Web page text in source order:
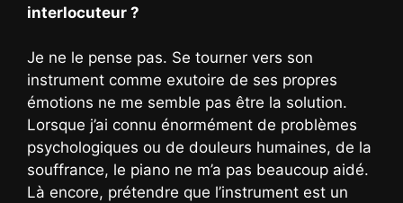
interlocuteur ?
Je ne le pense pas. Se tourner vers son
instrument comme exutoire de ses propres
émotions ne me semble pas être la solution.
Lorsque j’ai connu énormément de problèmes
psychologiques ou de douleurs humaines, de la
souffrance, le piano ne m’a pas beaucoup aidé.
Là encore, prétendre que l’instrument est un